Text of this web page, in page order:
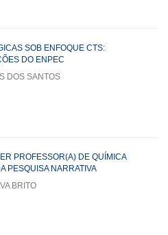
SOB ENFOQUE CTS:
DO ENPEC
DOS SANTOS
PROFESSOR(A) DE QUÍMICA
PESQUISA NARRATIVA
BRITO